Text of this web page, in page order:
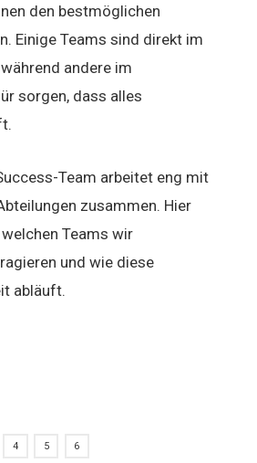
den bestmöglichen
Einige Teams sind direkt im
andere im
sorgen, dass alles
Team arbeitet eng mit
zusammen. Hier
Teams wir
und wie diese
abläuft.
4 5 6